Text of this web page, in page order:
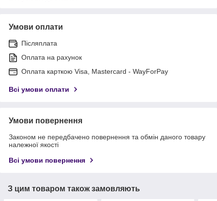
Умови оплати
Післяплата
Оплата на рахунок
Оплата карткою Visa, Mastercard - WayForPay
Всі умови оплати
Умови повернення
Законом не передбачено повернення та обмін даного товару
належної якості
Всі умови повернення
З цим товаром також замовляють